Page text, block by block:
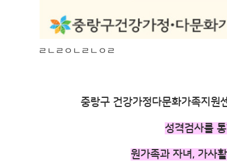
ㄹㄴㄹㅇㄴㄹㄴㅇㄹ
중랑구 건강가정다문화가족지원
성격검사를
원가족과 자녀, 가사